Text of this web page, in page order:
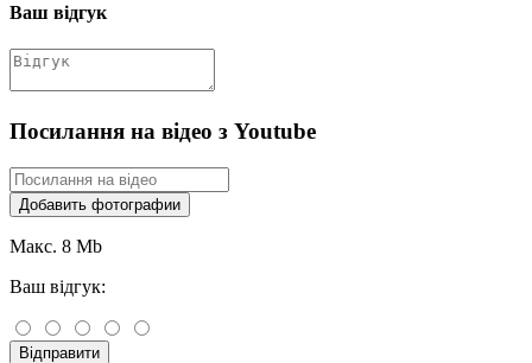
Ваш відгук
Посилання на відео з Youtube
Добавить фотографии
Макс. 8 Mb
Ваш відгук:
Відправити